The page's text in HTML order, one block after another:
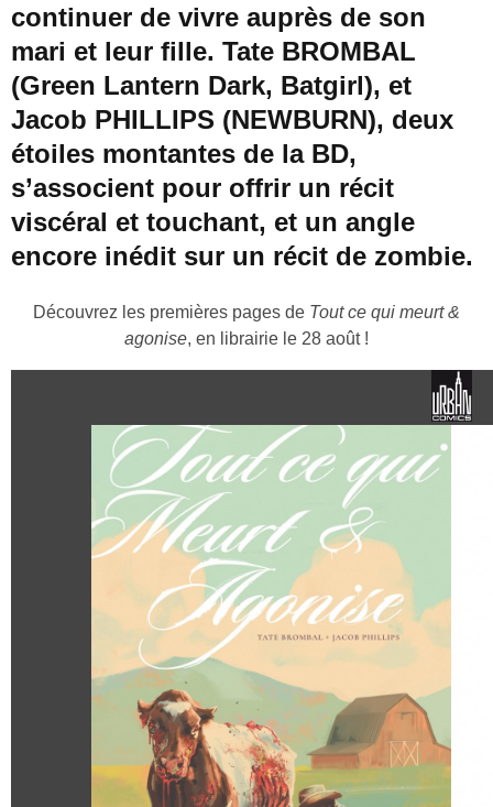
continuer de vivre auprès de son
mari et leur fille. Tate BROMBAL
(Green Lantern Dark, Batgirl), et
Jacob PHILLIPS (NEWBURN), deux
étoiles montantes de la BD,
s’associent pour offrir un récit
viscéral et touchant, et un angle
encore inédit sur un récit de zombie.
Découvrez les premières pages de Tout ce qui meurt &
agonise, en librairie le 28 août !